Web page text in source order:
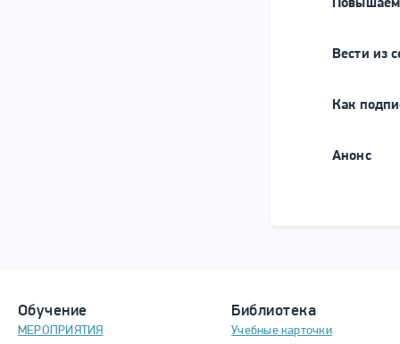
Вести из
Как
Анонс
Обучение
МЕРОПРИЯТИЯ
Библиотека
Учебные карточки